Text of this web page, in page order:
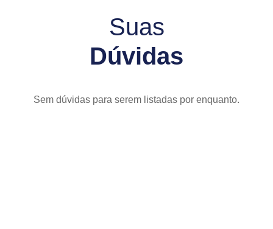
Suas
Dúvidas
Sem dúvidas para serem listadas por enquanto.